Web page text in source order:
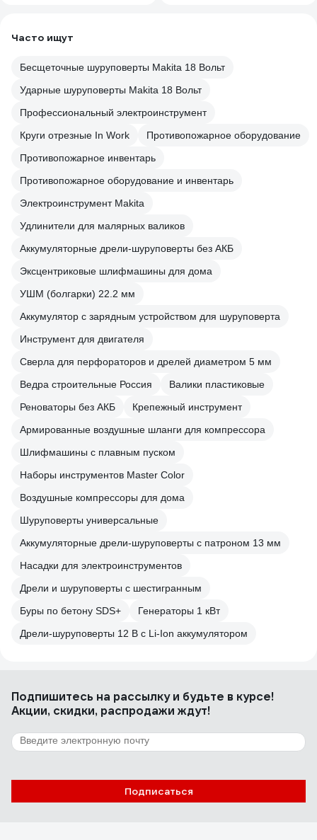
Часто ищут
Бесщеточные шуруповерты Makita 18 Вольт
Ударные шуруповерты Makita 18 Вольт
Профессиональный электроинструмент
Круги отрезные In Work
Противопожарное оборудование
Противопожарное инвентарь
Противопожарное оборудование и инвентарь
Электроинструмент Makita
Удлинители для малярных валиков
Аккумуляторные дрели-шуруповерты без АКБ
Эксцентриковые шлифмашины для дома
УШМ (болгарки) 22.2 мм
Аккумулятор с зарядным устройством для шуруповерта
Инструмент для двигателя
Сверла для перфораторов и дрелей диаметром 5 мм
Ведра строительные Россия
Валики пластиковые
Реноваторы без АКБ
Крепежный инструмент
Армированные воздушные шланги для компрессора
Шлифмашины с плавным пуском
Наборы инструментов Master Color
Воздушные компрессоры для дома
Шуруповерты универсальные
Аккумуляторные дрели-шуруповерты с патроном 13 мм
Насадки для электроинструментов
Дрели и шуруповерты с шестигранным
Буры по бетону SDS+
Генераторы 1 кВт
Дрели-шуруповерты 12 В с Li-Ion аккумулятором
Подпишитесь на рассылкуи будьте в курсе!
Акции, скидки, распродажи ждут!
Подписаться